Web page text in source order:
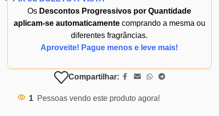
Os Descontos Progressivos por Quantidade
aplicam-se automaticamentecomprando a mesma ou
diferentes fragrâncias.
Aproveite! Pague menos e leve mais!
Compartilhar:
1 Pessoas vendo este produto agora!